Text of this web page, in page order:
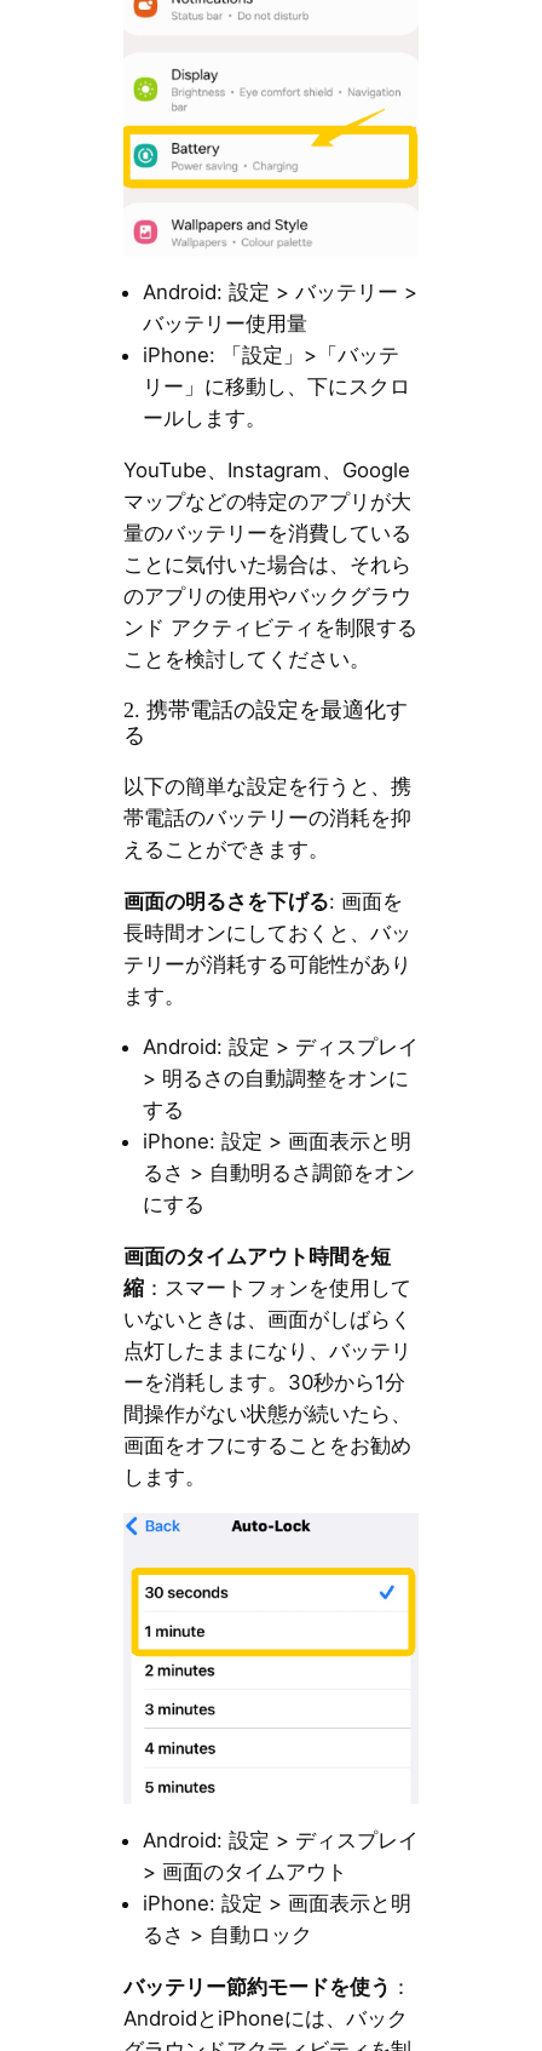
Android: 設定 > バッテリー >
バッテリー使用量
iPhone: 「設定」>「バッテ
リー」に移動し、下にスクロ
ールします。
YouTube、Instagram、Google
マップなどの特定のアプリが大
量のバッテリーを消費している
ことに気付いた場合は、それら
のアプリの使用やバックグラウ
ンド アクティビティを制限する
ことを検討してください。
2. 携帯電話の設定を最適化す
る
以下の簡単な設定を行うと、携
帯電話のバッテリーの消耗を抑
えることができます。
画面の明るさを下げる: 画面を
長時間オンにしておくと、バッ
テリーが消耗する可能性があり
ます。
Android: 設定 > ディスプレイ
> 明るさの自動調整をオンに
する
iPhone: 設定 > 画面表示と明
るさ > 自動明るさ調節をオン
にする
画面のタイムアウト時間を短
縮：スマートフォンを使用して
いないときは、画面がしばらく
点灯したままになり、バッテリ
ーを消耗します。30秒から1分
間操作がない状態が続いたら、
画面をオフにすることをお勧め
します。
Android: 設定 > ディスプレイ
> 画面のタイムアウト
iPhone: 設定 > 画面表示と明
るさ > 自動ロック
バッテリー節約モードを使う ：
AndroidとiPhoneには、バック